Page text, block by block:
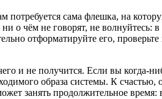
сама флешка, на
о чём не говорят, не
отформатируйте его,
не получится. Если вы когда-
образа системы. К
занять продолжительное время: